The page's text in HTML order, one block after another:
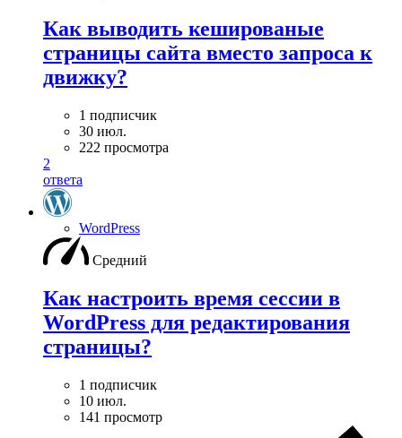
Как выводить кешированые
страницы сайта вместо запроса к
движку?
1 подписчик
30 июл.
222 просмотра
2
ответа
WordPress
Средний
Как настроить время сессии в
WordPress для редактирования
страницы?
1 подписчик
10 июл.
141 просмотр